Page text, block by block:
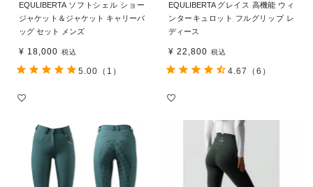
EQULIBERTA ソフトシェル ショー
ジャケット＆ジャケット キャリーバ
ッグ セット メンズ
¥ 18,000 税込
5.00 （1）
EQULIBERTA グレイス 高機能 ウィ
ンターキュロット フルグリップ レ
ディース
¥ 22,800 税込
4.67 （6）